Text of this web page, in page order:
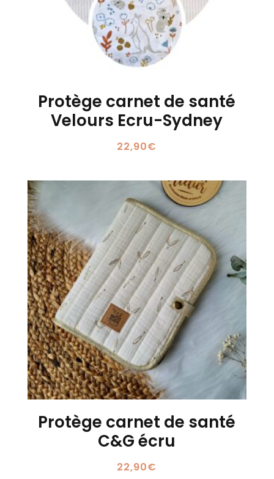
Protège carnet de santé
Velours Ecru-Sydney
22,90€
Protège carnet de santé
C&G écru
22,90€